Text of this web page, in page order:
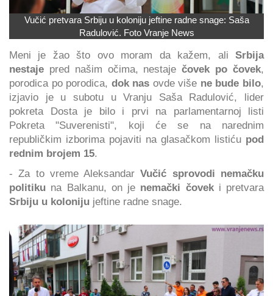
Vučić pretvara Srbiju u koloniju jeftine radne snage: Saša
Radulović. Foto Vranje News
Meni je žao što ovo moram da kažem, ali Srbija
nestaje pred našim očima, nestaječovek po čovek,
porodica po porodica, dok nas ovde više ne bude bilo,
izjavio je u subotu u Vranju Saša Radulović, lider
pokreta Dosta je bilo i prvi na parlamentarnoj listi
Pokreta "Suverenisti", koji će se na narednim
republičkim izborima pojaviti na glasačkom listiću pod
rednim brojem 15.
- Za to vreme AleksandarVučić sprovodi nemačku
politiku na Balkanu, on je nemački čoveki pretvara
Srbiju u koloniju jeftine radne snage.